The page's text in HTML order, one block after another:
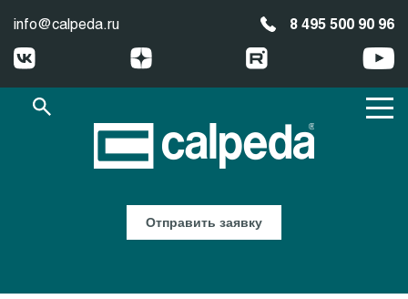
info@calpeda.ru 8 495 500 90 96
Отправить заявку